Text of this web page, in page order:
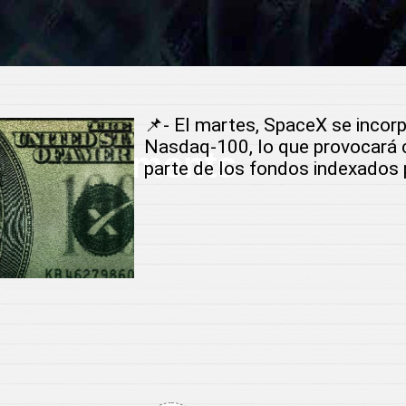
Investments
📌- El martes, SpaceX se
Nasdaq-100, lo que provocará
parte de los fondos indexados